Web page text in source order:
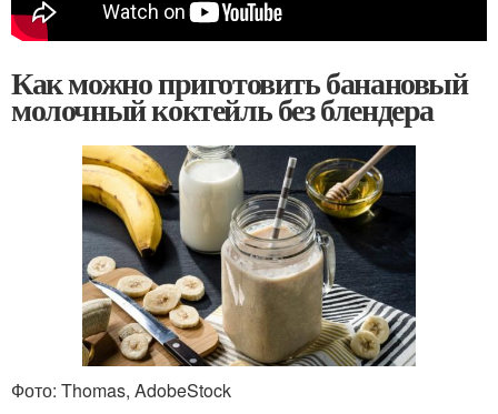
Как можно приготовить банановый
молочный коктейль без блендера
Фото: Thomas, AdobeStock